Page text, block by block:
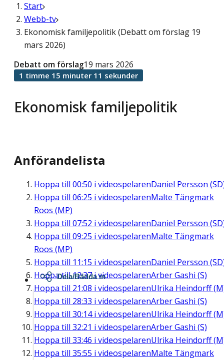
Start
Webb-tv
Ekonomisk familjepolitik (Debatt om förslag 19
mars 2026)
Ekonomisk familjepolitik
Debatt om förslag19 mars 2026
1 timme 15 minuter 11 sekunder
Anförandelista
Hoppa till 00:50 i videospelarenDaniel Persson
Hoppa till 06:25 i videospelarenMalte Tängmark
Roos (MP)
Hoppa till 07:52 i videospelarenDaniel Persson
Hoppa till 09:25 i videospelarenMalte Tängmark
Roos (MP)
Hoppa till 11:15 i videospelarenDaniel Persson
Hoppa till12:37i videospelarenArber Gashi (S)
Hoppa till 21:08 i videospelarenUlrika Heindorff
Hoppa till 28:33 i videospelarenArber Gashi (S)
Hoppa till 30:14i videospelarenUlrika Heindorff
Hoppa till 32:21 i videospelarenArber Gashi (S)
Hoppa till 33:46 i videospelarenUlrika Heindorff
Hoppa till 35:55 i videospelarenMalte Tängmark
Dela/Bädda in